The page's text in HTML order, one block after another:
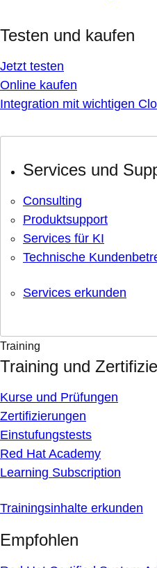
Testen und kaufen
Jetzt testen
Online kaufen
Integration mit wichtigen
Services und
Consulting
Produktsupport
Services für KI
Technische
Services erkunden
Training
Training und
Kurse und Prüfungen
Zertifizierungen
Einstufungstests
Red Hat Academy
Learning Subscription
Trainingsinhalte erkunden
Empfohlen